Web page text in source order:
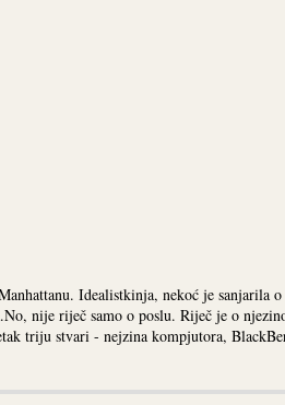
Idealistkinja, nekoć je sanjarila
nije riječ samo o poslu. Riječ je o
triju stvari - nejzina kompjutora,